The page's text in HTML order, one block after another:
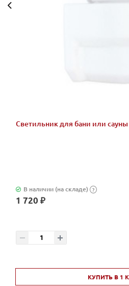
Светильник для бани или
В наличии (на складе) ?
1 720 ₽
КУПИТЬ В 1